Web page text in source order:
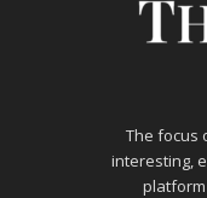
The focus
interesting,